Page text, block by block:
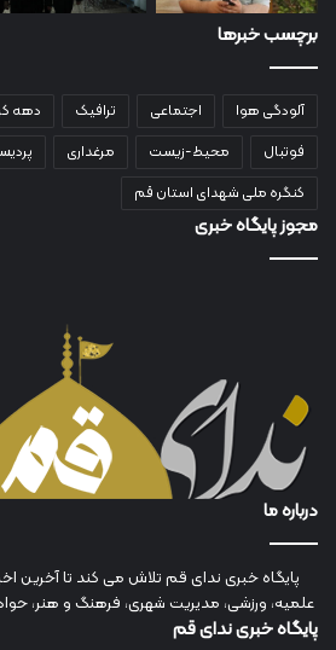
برچسب خبرها
آلودگی هوا اجتماعی ترافیک دهه
فوتبال
محیط-زیست مرغداری
کنگره ملی شهدای استان قم
مجوز پایگاه خبری
درباره ما
پایگاه خبری ندای قم تلاش می کند تا آخرین
علمیه، ورزشی، مدیریت شهری، فرهنگ و هنر،
پایگاه خبری ندای قم